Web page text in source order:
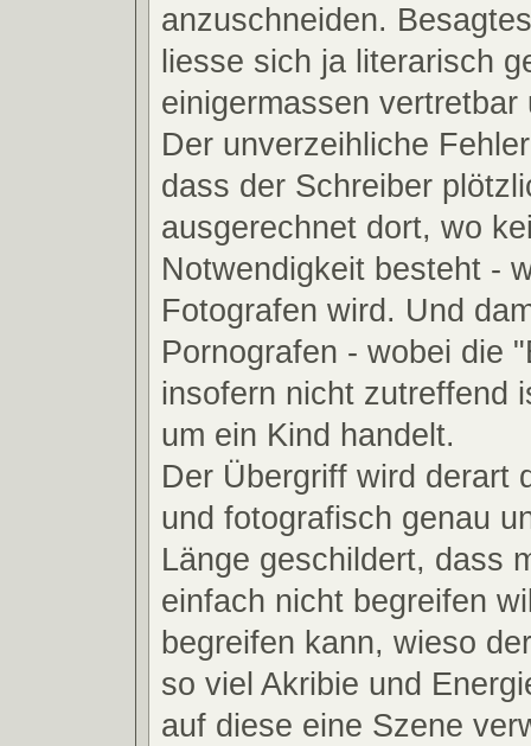
anzuschneiden.
liesse sich ja literarisch
einigermassen vertretbar
Der unverzeihliche
dass der Schreiber
ausgerechnet dort, wo
Notwendigkeit besteht -
Fotografen wird. Und
Pornografen - wobei die
insofern nicht zutreffend
um ein Kind handelt.
Der Übergriff wird derart
und fotografisch genau
Länge geschildert, dass
einfach nicht begreifen
begreifen kann, wieso
so viel Akribie und
auf diese eine Szene